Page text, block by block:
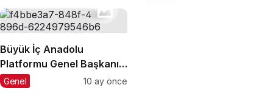
Derneği ile Bir Araya Geldi
Büyük İç Anadolu
Platformu Genel Başkanı
Av. Mehmet Yalım,
Genel 10 ay önce